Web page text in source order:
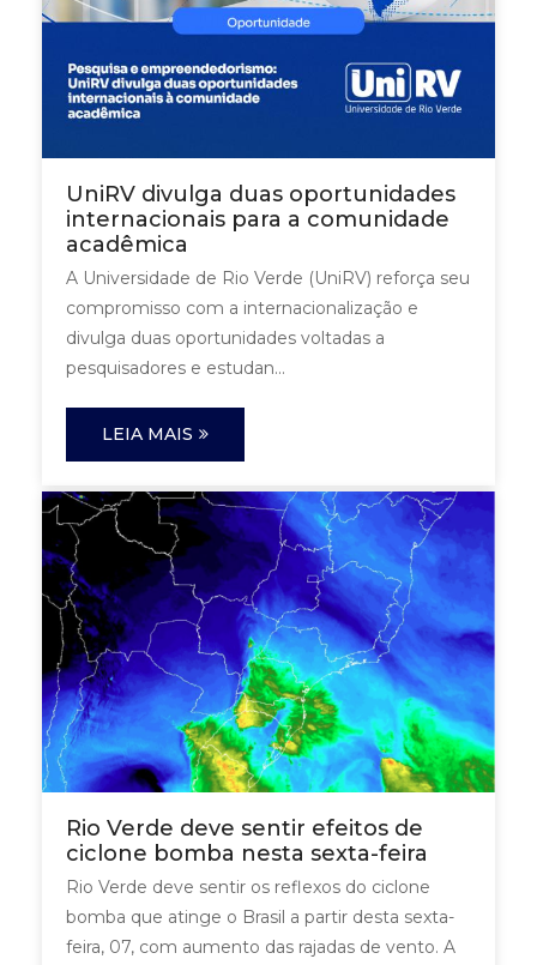
UniRV divulga duas oportunidades
internacionais para a comunidade
acadêmica
A Universidade de Rio Verde (UniRV) reforça seu
compromisso com a internacionalização e
divulga duas oportunidades voltadas a
pesquisadores e estudan...
LEIA MAIS
Rio Verde deve sentir efeitos de
ciclone bomba nesta sexta-feira
Rio Verde deve sentir os reflexos do ciclone
bomba que atinge o Brasil a partir desta sexta-
feira, 07, com aumento das rajadas de vento. A